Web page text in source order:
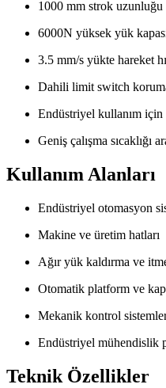
1000 mm strok uzunluğu
6000N yüksek yük
3.5 mm/s yükte hareket
Dahili limit switch
Endüstriyel kullanım
Geniş çalışma sıcaklığı
Kullanım Alanları
Endüstriyel otomasyon
Makine ve üretim hatları
Ağır yük kaldırma ve
Otomatik platform ve
Mekanik kontrol
Endüstriyel mühendislik
Teknik Özellikler